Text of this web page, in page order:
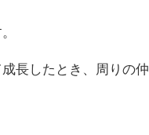
長したとき、周りの仲